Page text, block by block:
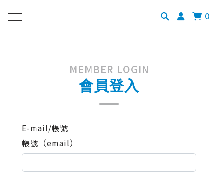
0
MEMBER LOGIN
會員登入
E-mail/帳號
帳號（email）